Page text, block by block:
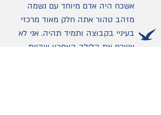
אשכח היה אדם מיוחד עם נשמה
מזהב טהור אתה חלק מאוד מרכזי
בעיניי בקבוצה ותמיד תהיה. אני לא
אשכח את הלילה האחרון שהיית